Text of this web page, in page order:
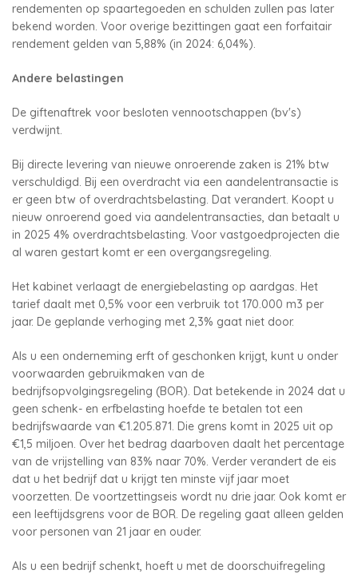
rendementen op spaartegoeden en schulden zullen pas later
bekend worden. Voor overige bezittingen gaat een forfaitair
rendement gelden van 5,88% (in 2024: 6,04%).
Andere belastingen
De giftenaftrek voor besloten vennootschappen (bv's)
verdwijnt.
Bij directe levering van nieuwe onroerende zaken is 21% btw
verschuldigd. Bij een overdracht via een aandelentransactie is
er geen btw of overdrachtsbelasting. Dat verandert. Koopt u
nieuw onroerend goed via aandelentransacties, dan betaalt u
in 2025 4% overdrachtsbelasting. Voor vastgoedprojecten die
al waren gestart komt er een overgangsregeling.
Het kabinet verlaagt de energiebelasting op aardgas. Het
tarief daalt met 0,5% voor een verbruik tot 170.000 m3 per
jaar. De geplande verhoging met 2,3% gaat niet door.
Als u een onderneming erft of geschonken krijgt, kunt u onder
voorwaarden gebruikmaken van de
bedrijfsopvolgingsregeling (BOR). Dat betekende in 2024 dat u
geen schenk- en erfbelasting hoefde te betalen tot een
bedrijfswaarde van €1.205.871. Die grens komt in 2025 uit op
€1,5 miljoen. Over het bedrag daarboven daalt het percentage
van de vrijstelling van 83% naar 70%. Verder verandert de eis
dat u het bedrijf dat u krijgt ten minste vijf jaar moet
voorzetten. De voortzettingseis wordt nu drie jaar. Ook komt er
een leeftijdsgrens voor de BOR. De regeling gaat alleen gelden
voor personen van 21 jaar en ouder.
Als u een bedrijf schenkt, hoeft u met de doorschuifregeling